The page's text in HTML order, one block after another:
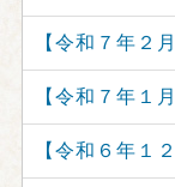
【令和７年
【令和７年
【令和６年